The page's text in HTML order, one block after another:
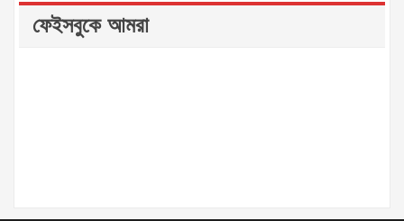
ফেইসবুকে আমরা